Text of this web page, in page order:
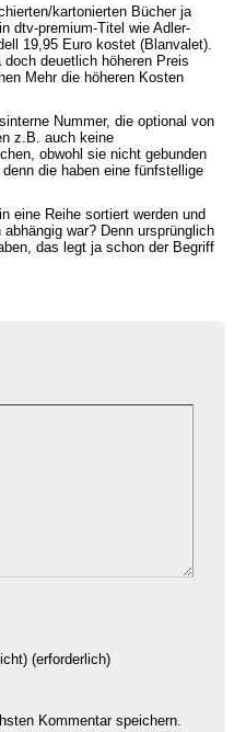
kartonierten Bücher ja
dtv-premium-Titel wie Adler-
19,95 Euro kostet (Blanvalet).
deuetlich höheren Preis
Mehr die höheren Kosten
Nummer, die optional von
z.B. auch keine
obwohl sie nicht gebunden
die haben eine fünfstellige
eine Reihe sortiert werden und
war? Denn ursprünglich
das legt ja schon der Begriff
(erforderlich)
Kommentar speichern.